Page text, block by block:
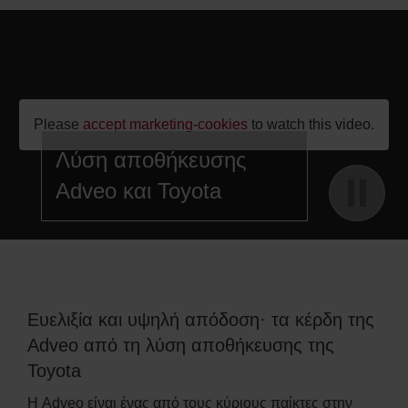
Please accept marketing-cookies to watch this video.
Λύση αποθήκευσης
Adveo και Toyota
Ευελιξία και υψηλή απόδοση· τα κέρδη της
Adveo από τη λύση αποθήκευσης της
Toyota
Η Adveo είναι ένας από τους κύριους παίκτες στην